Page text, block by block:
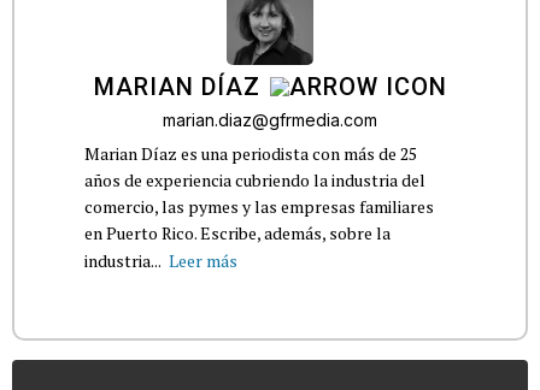
MARIAN DÍAZ
marian.diaz@gfrmedia.com
Marian Díaz es una periodista con más de 25
años de experiencia cubriendo la industria del
comercio, las pymes y las empresas familiares
en Puerto Rico. Escribe, además, sobre la
industria... Leer más